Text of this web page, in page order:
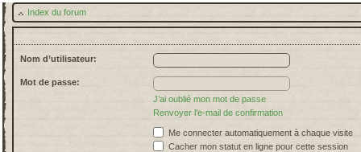
Index du forum
Nom d’utilisateur:
Mot de passe:
J’ai oublié mon mot de passe
Renvoyer l’e-mail de confirmation
Me connecter automatiquement à chaque visite
Cacher mon statut en ligne pour cette session